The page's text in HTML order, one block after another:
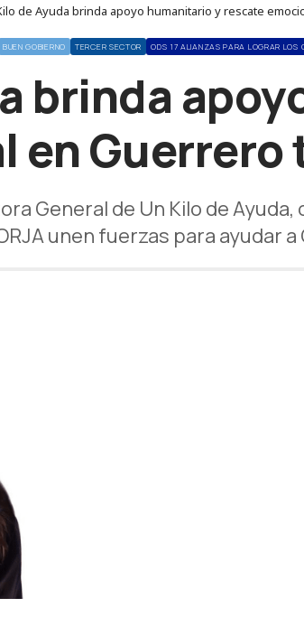
de Ayuda brinda apoyo humanitario y rescate
BUEN GOBIERNO TERCER SECTOR ODS 17 ALIANZAS PARA LOGRAR LOS
brinda
en
General de Un Kilo de
unen fuerzas para ayudar